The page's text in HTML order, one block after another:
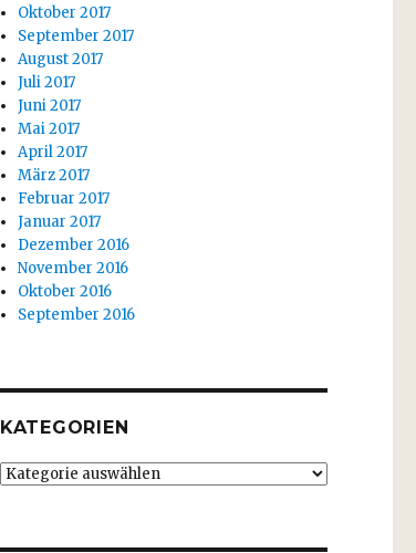
Oktober 2017
September 2017
August 2017
Juli 2017
Juni 2017
Mai 2017
April 2017
März 2017
Februar 2017
Januar 2017
Dezember 2016
November 2016
Oktober 2016
September 2016
KATEGORIEN
Kategorien